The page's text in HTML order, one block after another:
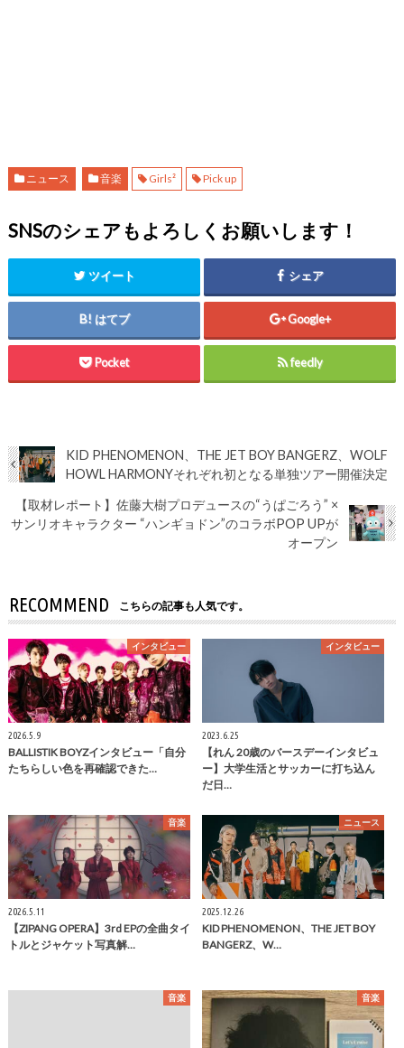
ニュース 音楽 Girls² Pick up
SNSのシェアもよろしくお願いします！
ツイート シェア
はてブ Google+
Pocket feedly
KID PHENOMENON、THE JET BOY BANGERZ、WOLF
HOWL HARMONYそれぞれ初となる単独ツアー開催決定
【取材レポート】佐藤大樹プロデュースの“うぱごろう” ×
サンリオキャラクター “ハンギョドン”のコラボPOP UPが
オープン
RECOMMEND こちらの記事も人気です。
インタビュー
2026.5.9
BALLISTIK BOYZインタビュー「自分
たちらしい色を再確認できた…
インタビュー
2023.6.25
【れん 20歳のバースデーインタビュ
ー】大学生活とサッカーに打ち込ん
だ日…
音楽
2026.5.11
【ZIPANG OPERA】3rd EPの全曲タイ
トルとジャケット写真解…
ニュース
2025.12.26
KID PHENOMENON、THE JET BOY
BANGERZ、W…
音楽 音楽